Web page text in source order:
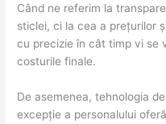
Când ne referim la
sticlei, ci la cea a prețurilor
cu precizie în cât timp vi se
costurile finale.
De asemenea, tehnologia
excepție a personalului